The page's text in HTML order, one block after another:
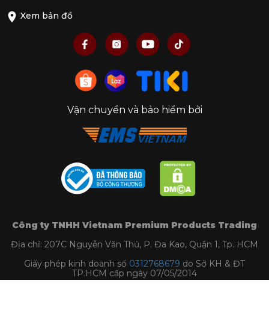
Xem bản đồ
Vận chuyển và bảo hiểm bởi
Công ty TNHH Vietnam Premium Products Trading
Địa chỉ: 207C Nguyễn Văn Thủ, P. Đa Kao, Quận 1, Tp. HCM
Giấy phép kinh doanh số 0312768679 do Sở KH & ĐT
TP.HCM cấp ngày 07/05/2014